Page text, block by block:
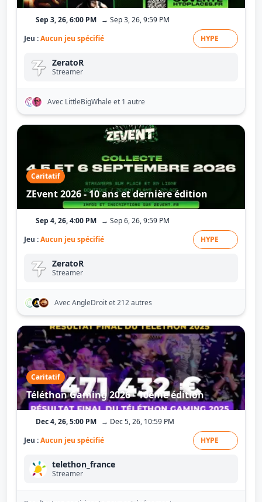
Sep 3, 26, 6:00 PM → Sep 3, 26, 9:59 PM
Jeu :Aucun jeu spécifié HYPE
ZeratoR
Streamer
Avec LittleBigWhaleet 1 autre
Caritatif
ZEvent 2026 - 10 ans et dernière édition
Sep 4, 26, 4:00 PM → Sep 6, 26, 9:59 PM
Jeu :Aucun jeu spécifié HYPE
ZeratoR
Streamer
Avec AngleDroitet 212 autres
Caritatif
Téléthon Gaming 2026 - 10ème édition
Dec 4, 26, 5:00 PM → Dec 5, 26, 10:59 PM
Jeu :Aucun jeu spécifié HYPE
telethon_france
Streamer